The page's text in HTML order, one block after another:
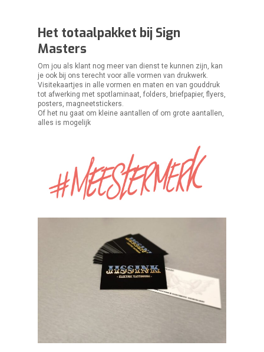
Het totaalpakket bij Sign
Masters
Om jou als klant nog meer van dienst te kunnen zijn, kan
je ook bij ons terecht voor alle vormen van drukwerk.
Visitekaartjes in alle vormen en maten en van gouddruk
tot afwerking met spotlaminaat, folders, briefpapier, flyers,
posters, magneetstickers.
Of het nu gaat om kleine aantallen of om grote aantallen,
alles is mogelijk